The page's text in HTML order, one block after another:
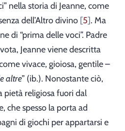
nella storia di Jeanne, come
dell’Altro divino 5 . Ma
di “prima delle voci”. Padre
Jeanne viene descritta
vivace, gioiosa, gentile –
altre” (ib.). Nonostante ciò,
pietà religiosa fuori dal
che spesso la porta ad
di giochi per appartarsi e